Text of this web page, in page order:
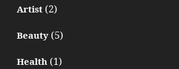
Artist(2)
Beauty(5)
Health(1)